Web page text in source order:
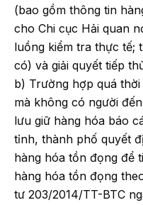
(bao gồm thông tin
cho Chi cục Hải quan
luồng kiểm tra thực tế;
có) và giải quyết tiếp
b) Trường hợp quá
mà không có người
lưu giữ hàng hóa báo
tỉnh, thành phố quyết
hàng hóa tồn đọng để
hàng hóa tồn đọng
tư 203/2014/TT-BTC